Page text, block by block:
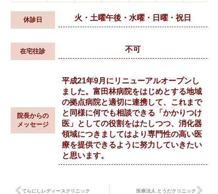
休診日 火・土曜午後・水曜・日曜・祝日
在宅往診 不可
院長からの
メッセージ
平成21年9月にリニューアルオープンし
ました。富田林病院をはじめとする地域
の拠点病院と適切に連携して、これまで
と同様に何でも相談できる「かかりつけ
医」としての役割をはたしつつ、消化器
領域につきましてはより専門性の高い医
療を提供できるように努力していきたい
と思います。
てらにしレディースクリニック 医療法人 とうだクリニック